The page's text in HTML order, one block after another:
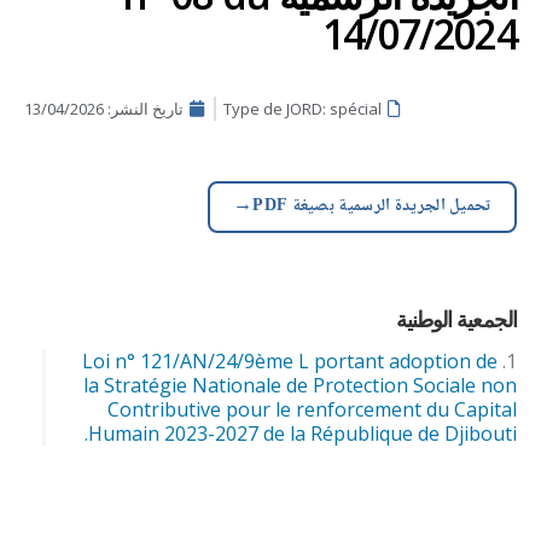
14/07/2024
Type de JORD: spécial تاريخ النشر: 13/04/2026
تحميل الجريدة الرسمية بصيغة PDF →
الجمعية الوطنية
Loi n° 121/AN/24/9ème L portant adoption de
la Stratégie Nationale de Protection Sociale non
Contributive pour le renforcement du Capital
Humain 2023-2027 de la République de Djibouti.